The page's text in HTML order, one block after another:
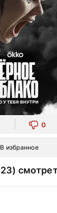
0
В избранное